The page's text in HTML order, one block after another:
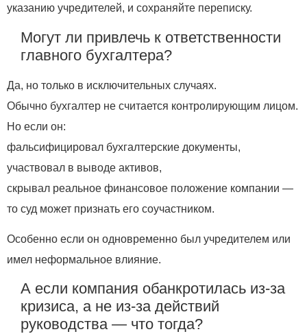
указанию учредителей, и сохраняйте переписку.
Могут ли привлечь к ответственности
главного бухгалтера?
Да, но только в исключительных случаях.
Обычно бухгалтер не считается контролирующим лицом.
Но если он:
фальсифицировал бухгалтерские документы,
участвовал в выводе активов,
скрывал реальное финансовое положение компании —
то суд может признать его соучастником.
Особенно если он одновременно был учредителем или
имел неформальное влияние.
А если компания обанкротилась из-за
кризиса, а не из-за действий
руководства — что тогда?